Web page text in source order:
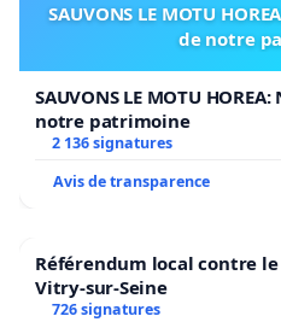
SAUVONS LE MOTU
de notre
SAUVONS LE MOTU
notre patrimoine
2 136 signatures
Avis de transparence
Référendum local contre
Vitry-sur-Seine
726 signatures